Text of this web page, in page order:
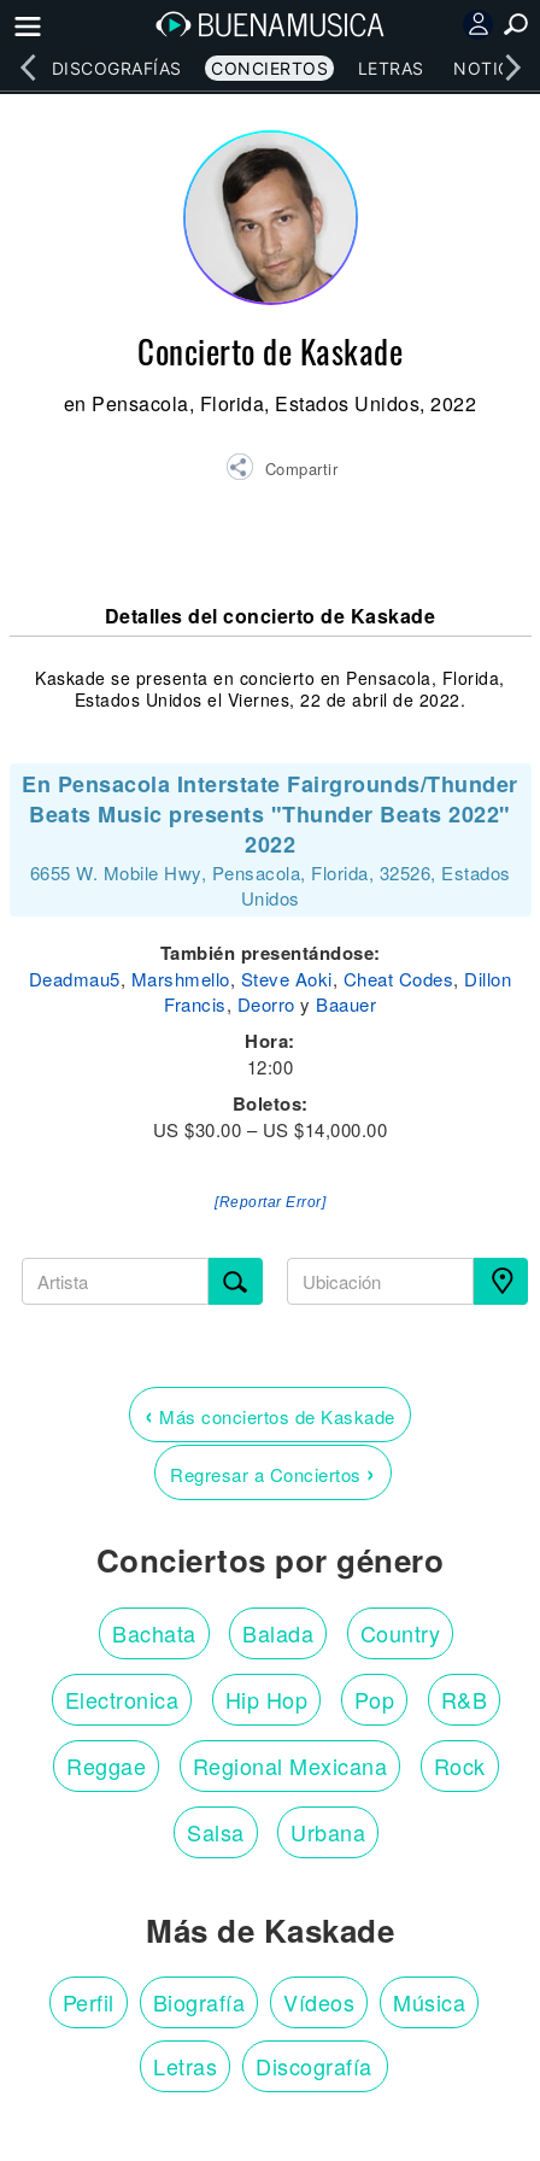
DISCOGRAFÍAS CONCIERTOS LETRAS NOTICIAS
Concierto de Kaskade
en Pensacola, Florida, Estados Unidos, 2022
Compartir
Detalles del concierto de Kaskade
Kaskade se presenta en concierto en Pensacola, Florida,
Estados Unidos el Viernes, 22 de abril de 2022.
En Pensacola Interstate Fairgrounds/Thunder
Beats Music presents "Thunder Beats 2022"
2022
6655 W. Mobile Hwy, Pensacola, Florida, 32526, Estados
Unidos
También presentándose:
Deadmau5, Marshmello, Steve Aoki, Cheat Codes, Dillon
Francis, Deorro y Baauer
Hora:
12:00
Boletos:
US $30.00 – US $14,000.00
[Reportar Error]
‹ Más conciertos de Kaskade
Regresar a Conciertos ›
Conciertos por género
Bachata Balada Country
Electronica Hip Hop Pop R&B
Reggae Regional Mexicana Rock
Salsa Urbana
Más de Kaskade
Perfil Biografía Vídeos Música
Letras Discografía